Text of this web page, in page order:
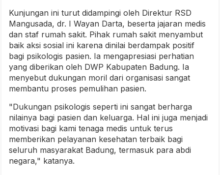
Kunjungan ini turut didampingi oleh Direktur RSD
Mangusada, dr. I Wayan Darta, beserta jajaran medis
dan staf rumah sakit. Pihak rumah sakit menyambut
baik aksi sosial ini karena dinilai berdampak positif
bagi psikologis pasien. Ia mengapresiasi perhatian
yang diberikan oleh DWP Kabupaten Badung. Ia
menyebut dukungan moril dari organisasi sangat
membantu proses pemulihan pasien.
"Dukungan psikologis seperti ini sangat berharga
nilainya bagi pasien dan keluarga. Hal ini juga menjadi
motivasi bagi kami tenaga medis untuk terus
memberikan pelayanan kesehatan terbaik bagi
seluruh masyarakat Badung, termasuk para abdi
negara," katanya.